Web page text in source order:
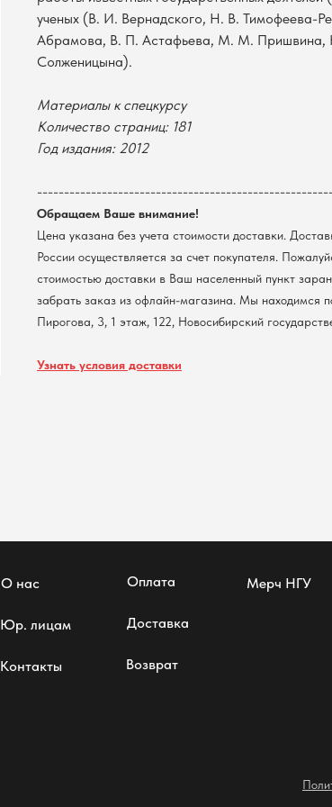
ученых (В. И. Вернадского, Н. В. Тимофеева-
Абрамова, В. П. Астафьева, М. М.
Солженицына).
Материалы к спецкурсу
Количество страниц: 181
Год издания: 2012
Обращаем Ваше внимание!
Цена указана без учета стоимости доставки.
России осуществляется за счет покупателя.
стоимостью доставки в Ваш населенный пункт
забрать заказ из офлайн-магазина. Мы находимся
Пирогова, 3, 1 этаж, 122, Новосибирский
Узнать условия доставки
О нас
Юр. лицам
Оплата
Доставка
Возврат
Контакты
Мерч НГУ